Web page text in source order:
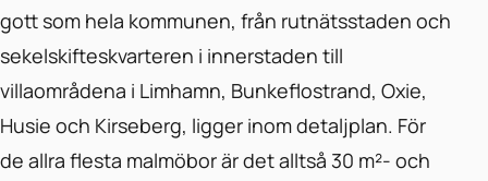
gott som hela kommunen, från rutnätsstaden och
sekelskifteskvarteren i innerstaden till
villaområdena i Limhamn, Bunkeflostrand, Oxie,
Husie och Kirseberg, ligger inom detaljplan. För
de allra flesta malmöbor är det alltså 30 m²- och